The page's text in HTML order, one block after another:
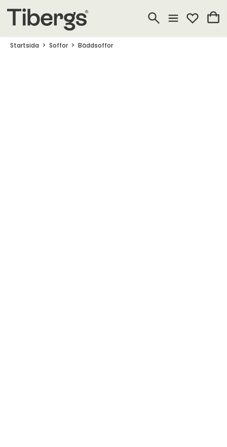
Startsida Soffor Bäddsoffor